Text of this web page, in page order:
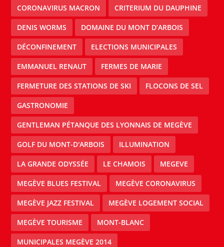
CORONAVIRUS MACRON CRITERIUM DU DAUPHINE
DENIS WORMS DOMAINE DU MONT D’ARBOIS
DÉCONFINEMENT ELECTIONS MUNICIPALES
EMMANUEL RENAUT FERMES DE MARIE
FERMETURE DES STATIONS DE SKI FLOCONS DE SEL
GASTRONOMIE
GENTLEMAN PÉTANQUE DES LYONNAIS DE MEGÈVE
GOLF DU MONT-D'ARBOIS ILLUMINATION
LA GRANDE ODYSSÉE LE CHAMOIS MEGEVE
MEGÈVE BLUES FESTIVAL MEGÈVE CORONAVIRUS
MEGÈVE JAZZ FESTIVAL MEGÈVE LOGEMENT SOCIAL
MEGÈVE TOURISME MONT-BLANC
MUNICIPALES MEGÈVE 2014